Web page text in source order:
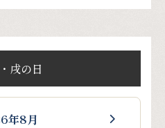
戌の日
年8月